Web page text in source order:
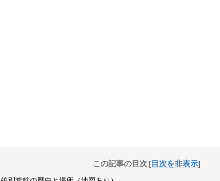
この記事の目次 [目次を非表示]